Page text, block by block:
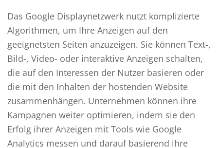
Das Google Displaynetzwerk nutzt komplizierte
Algorithmen, um Ihre Anzeigen auf den
geeignetsten Seiten anzuzeigen. Sie können Text-,
Bild-, Video- oder interaktive Anzeigen schalten,
die auf den Interessen der Nutzer basieren oder
die mit den Inhalten der hostenden Website
zusammenhängen. Unternehmen können ihre
Kampagnen weiter optimieren, indem sie den
Erfolg ihrer Anzeigen mit Tools wie Google
Analytics messen und darauf basierend ihre